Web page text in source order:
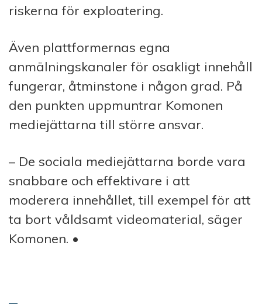
riskerna för exploatering.
Även plattformernas egna
anmälningskanaler för osakligt innehåll
fungerar, åtminstone i någon grad. På
den punkten uppmuntrar Komonen
mediejättarna till större ansvar.
– De sociala mediejättarna borde vara
snabbare och effektivare i att
moderera innehållet, till exempel för att
ta bort våldsamt videomaterial, säger
Komonen. •